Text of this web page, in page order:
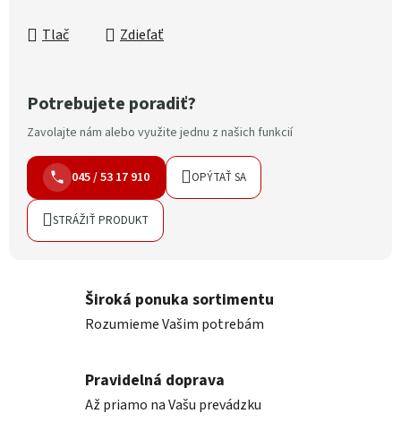
Tlač Zdieľať
Potrebujete poradiť?
Zavolajte nám alebo využite jednu z našich funkcií
045 / 53 17 910 OPÝTAŤ SA
STRÁŽIŤ PRODUKT
Široká ponuka sortimentu
Rozumieme Vašim potrebám
Pravidelná doprava
Až priamo na Vašu prevádzku